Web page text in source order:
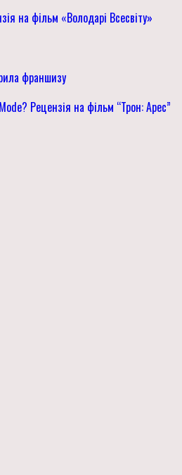
на фільм «Володарі Всесвіту»
франшизу
Рецензія на фільм “Трон: Арес”